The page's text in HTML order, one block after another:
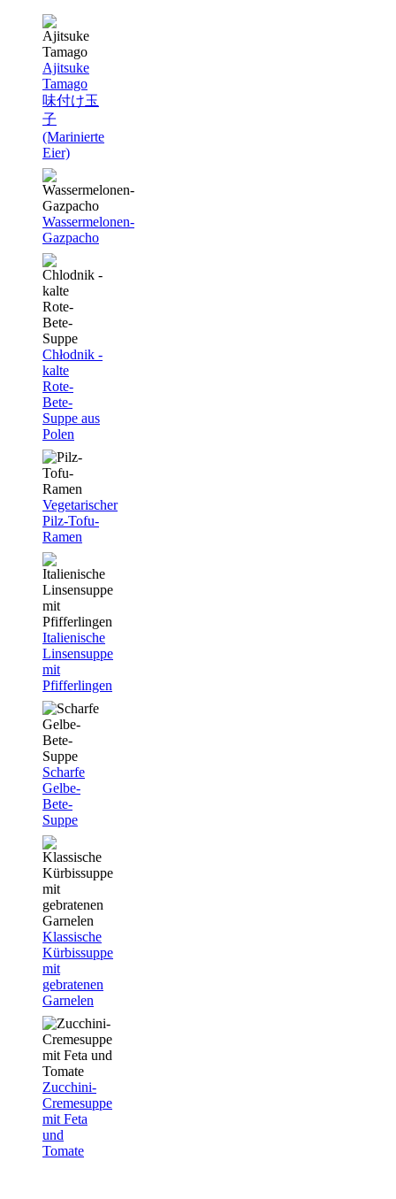
Ajitsuke
Tamago
味付け玉
子
(Marinierte
Eier)
Wassermelonen-
Gazpacho
Chłodnik -
kalte
Rote-
Bete-
Suppe aus
Polen
Vegetarischer
Pilz-Tofu-
Ramen
Italienische
Linsensuppe
mit
Pfifferlingen
Scharfe
Gelbe-
Bete-
Suppe
Klassische
Kürbissuppe
mit
gebratenen
Garnelen
Zucchini-
Cremesuppe
mit Feta
und
Tomate